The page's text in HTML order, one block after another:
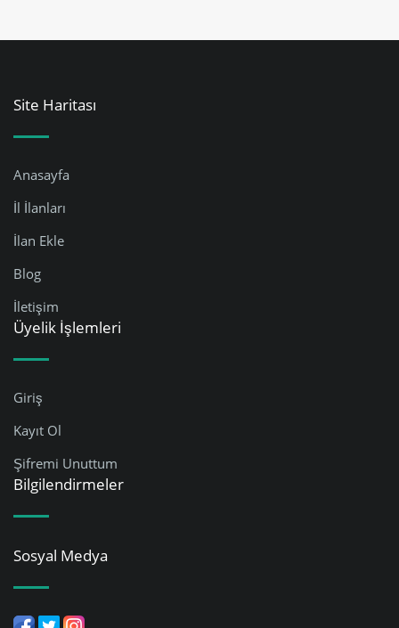
Site Haritası
Anasayfa
İl İlanları
İlan Ekle
Blog
İletişim
Üyelik İşlemleri
Giriş
Kayıt Ol
Şifremi Unuttum
Bilgilendirmeler
Sosyal Medya